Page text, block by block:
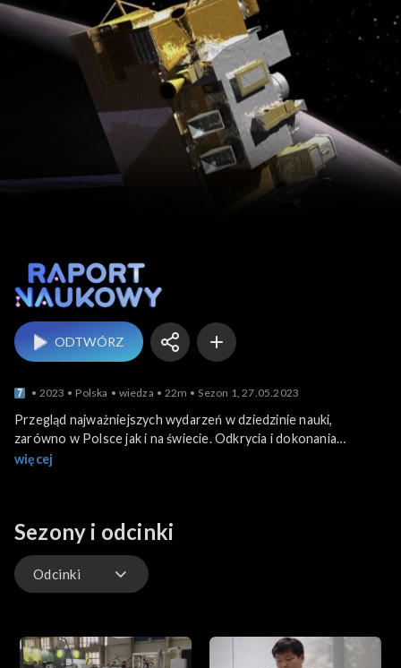
Raport naukowy
ODTWÓRZ
2023 Polska wiedza 22m Sezon 1, 27.05.2023
Przegląd najważniejszych wydarzeń w dziedzinie nauki,
zarówno w Polsce jak i na świecie. Odkrycia i dokonania
naukowców, misje badające tajemnice kosmosu i naszego globu,
więcej
Sezony i odcinki
Odcinki